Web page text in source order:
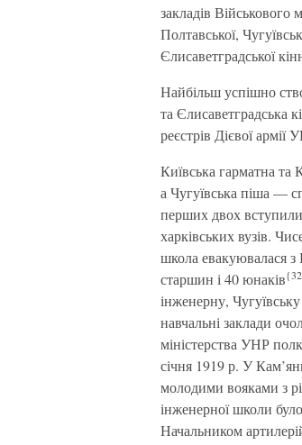
закладів Військового
Полтавської,
Єлисаветградської
Найбільш успішно
та Єлисаветградська
реєстрів Дієвої армії
Київська гарматна та
а Чугуївська піша —
перших двох вступили
харківських вузів.
школа евакуювалася
старшин і 40 юнаків
інженерну,
навчальні заклади
міністерства УНР
січня 1919 р. У
молодими вояками з
інженерної школи
Начальником